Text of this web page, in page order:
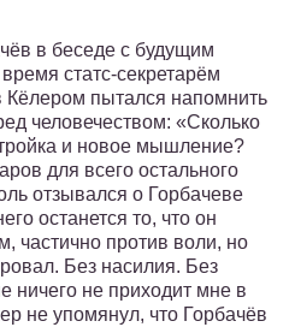
в беседе с будущим
статс-секретарём
пытался напомнить
человечеством: «Сколько
и новое мышление?
для всего остального
отзывался о Горбачеве
останется то, что он
частично против воли, но
Без насилия. Без
ничего не приходит мне в
не упомянул, что Горбачёв